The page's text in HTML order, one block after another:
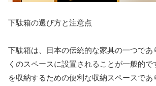
下駄箱の選び方と注意点
下駄箱は、日本の伝統的な家具の一つであ
くのスペースに設置されることが一般的
を収納するための便利な収納スペースであ